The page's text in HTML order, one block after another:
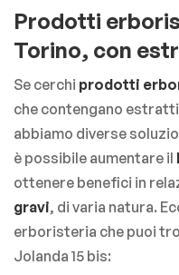
Prodotti
Torino, con
Se cerchi prodotti
che contengano
abbiamo diverse
è possibile aumentare il
ottenere benefici in
gravi, di varia natura.
erboristeria che puoi
Jolanda 15 bis: